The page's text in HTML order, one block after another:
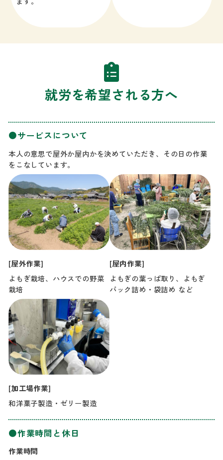
就労を希望される方へ
●サービスについて
本人の意思で屋外か屋内かを決めていただき、その日の作業
をこなしています。
[屋外作業]
よもぎ栽培、ハウスでの野菜
栽培
[屋内作業]
よもぎの葉っぱ取り、よもぎ
パック詰め・袋詰め など
[加工場作業]
和洋菓子製造・ゼリー製造
●作業時間と休日
作業時間